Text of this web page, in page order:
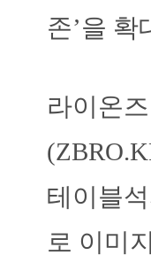
존’을 확
라이온
테이블
로 이미